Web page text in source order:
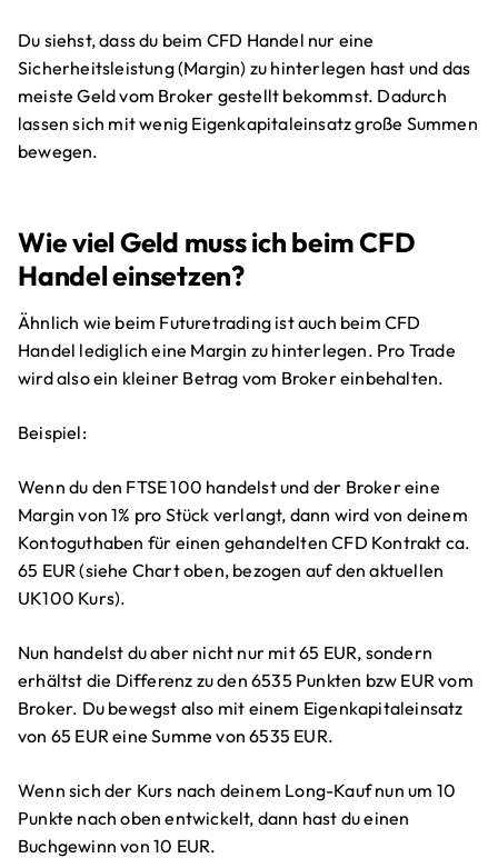
Du siehst, dass du beim CFD Handel nur eine
Sicherheitsleistung (Margin) zu hinterlegen hast und das
meiste Geld vom Broker gestellt bekommst. Dadurch
lassen sich mit wenig Eigenkapitaleinsatz große Summen
bewegen.
Wie viel Geld muss ich beim CFD
Handel einsetzen?
Ähnlich wie beim Futuretrading ist auch beim CFD
Handel lediglich eine Margin zu hinterlegen. Pro Trade
wird also ein kleiner Betrag vom Broker einbehalten.
Beispiel:
Wenn du den FTSE 100 handelst und der Broker eine
Margin von 1% pro Stück verlangt, dann wird von deinem
Kontoguthaben für einen gehandelten CFD Kontrakt ca.
65 EUR (siehe Chart oben, bezogen auf den aktuellen
UK100 Kurs).
Nun handelst du aber nicht nur mit 65 EUR, sondern
erhältst die Differenz zu den 6535 Punkten bzw EUR vom
Broker. Du bewegst also mit einem Eigenkapitaleinsatz
von 65 EUR eine Summe von 6535 EUR.
Wenn sich der Kurs nach deinem Long-Kauf nun um 10
Punkte nach oben entwickelt, dann hast du einen
Buchgewinn von 10 EUR.